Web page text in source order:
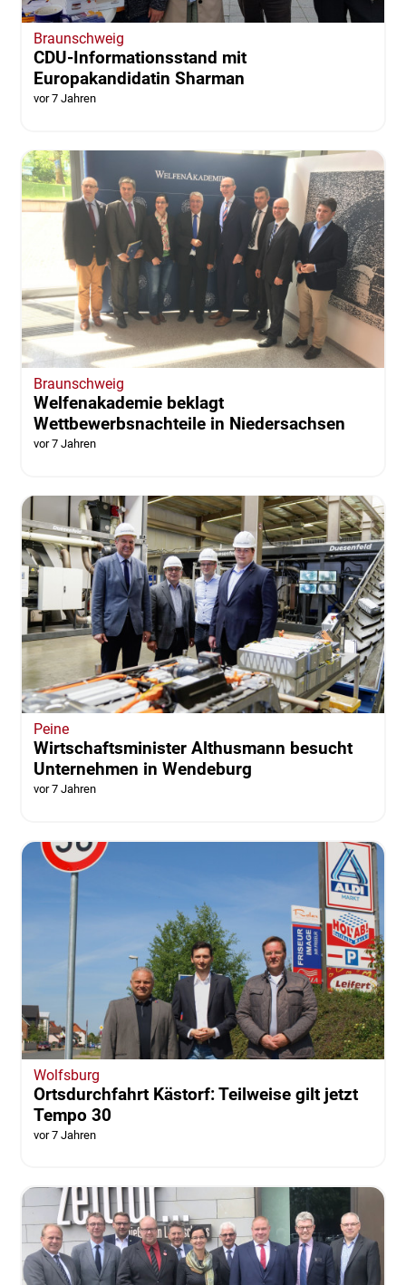
Braunschweig
CDU-Informationsstand mit
Europakandidatin Sharman
vor 7 Jahren
Braunschweig
Welfenakademie beklagt
Wettbewerbsnachteile in Niedersachsen
vor 7 Jahren
Peine
Wirtschaftsminister Althusmann besucht
Unternehmen in Wendeburg
vor 7 Jahren
Wolfsburg
Ortsdurchfahrt Kästorf: Teilweise gilt jetzt
Tempo 30
vor 7 Jahren